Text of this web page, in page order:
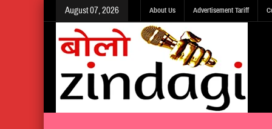
August 07, 2026 About Us Advertisement Tariff